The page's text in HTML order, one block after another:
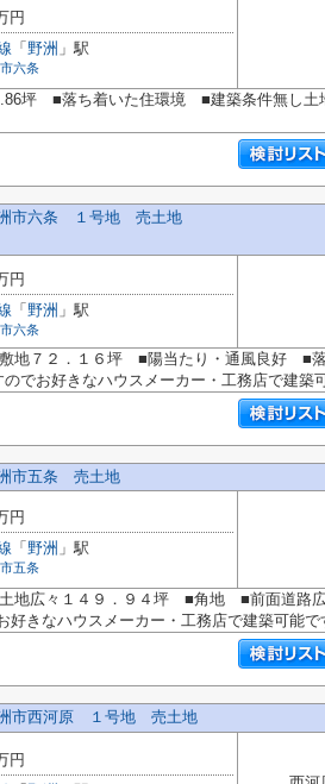
円
「 野洲 」駅
六条
坪 ■落ち着いた住環境 ■建築条件無し土
市六条 １号地 売土地
円
「 野洲 」駅
六条
地７２．１６坪 ■陽当たり・通風良好 ■
でお好きなハウスメーカー・工務店で建築
市五条 売土地
円
「 野洲 」駅
五条
地広々１４９．９４坪 ■角地 ■前面道路
好きなハウスメーカー・工務店で建築可能で
市西河原 １号地 売土地
円